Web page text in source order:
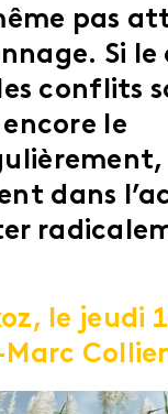
pas
Si le
conflits
le
dans
le jeudi